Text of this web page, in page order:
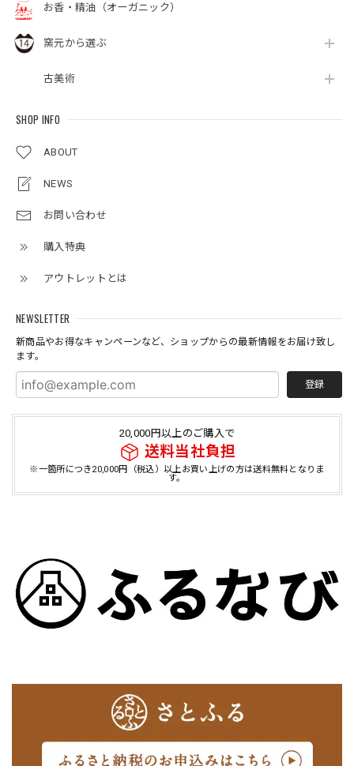
お香・精油（オーガニック）
窯元から選ぶ
古美術
SHOP INFO
ABOUT
NEWS
お問い合わせ
購入特典
アウトレットとは
NEWSLETTER
新商品やお得なキャンペーンなど、ショップからの最新情報をお届け致し
ます。
登録
20,000円以上のご購入で
送料当社負担
※一箇所につき20,000円（税込）以上お買い上げの方は送料無料となりま
す。